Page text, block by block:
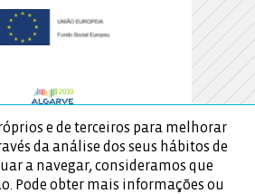
e de terceiros para melhorar
da análise dos seus hábitos de
a navegar, consideramos que
Pode obter mais informações ou